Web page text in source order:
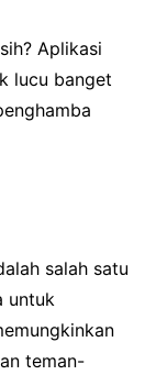
Aplikasi
lucu banget
salah satu
untuk
teman-